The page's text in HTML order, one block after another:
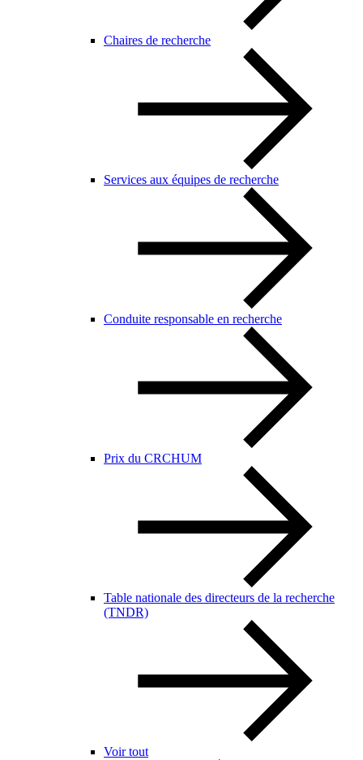
Chaires de recherche
Services aux équipes de recherche
Conduite responsable en recherche
Prix du CRCHUM
Table nationale des directeurs de la recherche
(TNDR)
Voir tout